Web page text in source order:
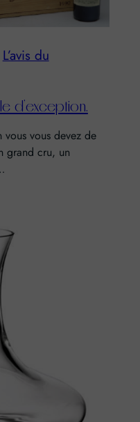
L’avis du
d’exception.
vous vous devez de
grand cru, un